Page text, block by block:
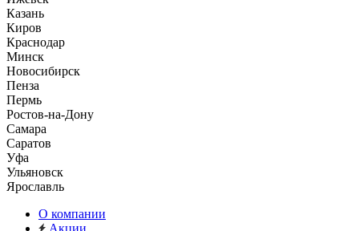
Казань
Киров
Краснодар
Минск
Новосибирск
Пенза
Пермь
Ростов-на-Дону
Самара
Саратов
Уфа
Ульяновск
Ярославль
О компании
Акции